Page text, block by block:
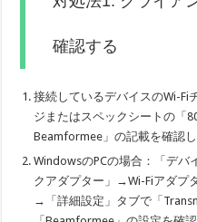
確認する
接続しているデバイスのWi-Fi
ジまたはスペックシートの「
Beamformee」の記載を確認し
WindowsのPCの場合：「デ
クアダプター」→Wi-Fiアダプ
→「詳細設定」タブで「